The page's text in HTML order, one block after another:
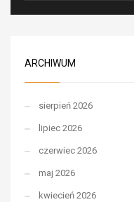
ARCHIWUM
sierpień 2026
lipiec 2026
czerwiec 2026
maj 2026
kwiecień 2026